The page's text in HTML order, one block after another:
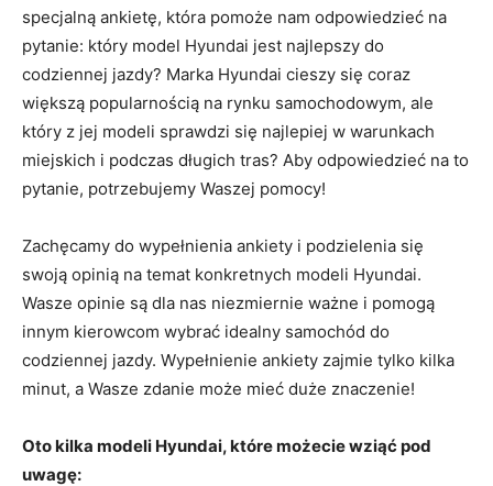
specjalną ankietę, która ⁣pomoże⁤ nam odpowiedzieć na
pytanie: który model Hyundai jest najlepszy ‌do
codziennej jazdy? Marka Hyundai​ cieszy się ‍coraz
większą popularnością na rynku samochodowym, ale
który z jej modeli⁢ sprawdzi się najlepiej w warunkach
miejskich ⁢i podczas długich tras? Aby odpowiedzieć na to
pytanie, potrzebujemy Waszej pomocy!
Zachęcamy do wypełnienia ankiety i podzielenia się
swoją opinią ⁤na temat konkretnych modeli Hyundai.
⁣Wasze opinie są dla nas niezmiernie ważne i pomogą
innym kierowcom ‌wybrać idealny samochód do
codziennej‌ jazdy. Wypełnienie ankiety⁣ zajmie tylko kilka
minut, a⁢ Wasze zdanie ​może mieć duże znaczenie!
Oto kilka ⁣modeli Hyundai,⁢ które możecie wziąć pod‌
uwagę: